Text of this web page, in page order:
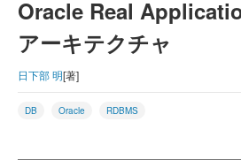
Oracle Real
アーキテクチャ
日下部 明[著]
DB Oracle RDBMS